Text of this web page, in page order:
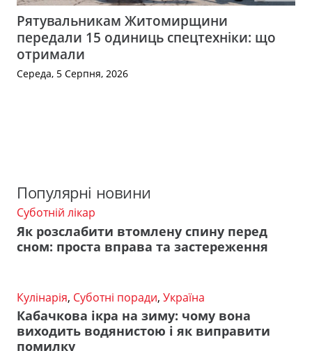
Рятувальникам Житомирщини
передали 15 одиниць спецтехніки: що
отримали
Середа, 5 Серпня, 2026
Популярні новини
Суботній лікар
Як розслабити втомлену спину перед
сном: проста вправа та застереження
Кулінарія, Суботні поради, Україна
Кабачкова ікра на зиму: чому вона
виходить водянистою і як виправити
помилку